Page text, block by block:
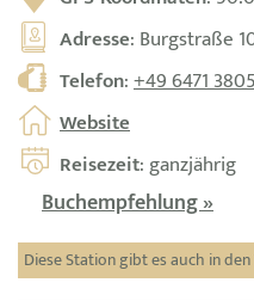
Adresse: Burgstraße
Telefon:+49 6471
Website
Reisezeit: ganzjährig
Buchempfehlung »
Diese Station gibt es auch in